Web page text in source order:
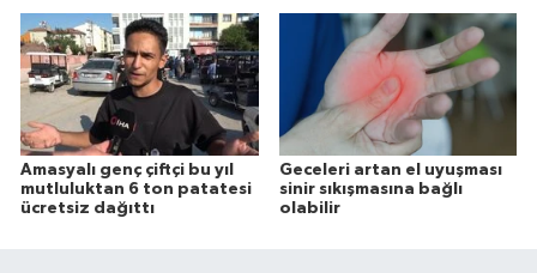
Amasyalı genç çiftçi bu yıl
mutluluktan 6 ton patatesi
ücretsiz dağıttı
Geceleri artan el uyuşması
sinir sıkışmasına bağlı
olabilir